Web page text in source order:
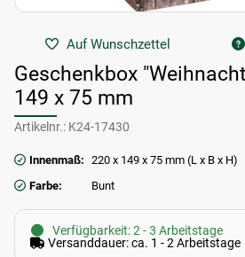
Auf Wunschzettel
Geschenkbox
149 x 75 mm
Artikelnr.: K24-17430
Innenmaß: 220 x 149 x 75 mm (L x B x H)
Farbe:
Bunt
Verfügbarkeit: 2 - 3 Arbeitstage
Versanddauer: ca. 1 - 2 Arbeitstage